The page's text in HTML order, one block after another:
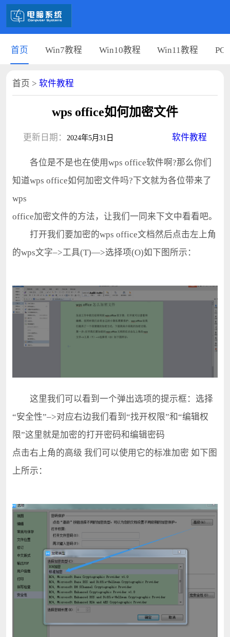
首页 Win7教程 Win10教程 Win11教程 PC
首页 > 软件教程
wps office如何加密文件
更新日期： 2024年5月31日 软件教程
各位是不是也在使用wps office软件啊?那么你们
知道wps office如何加密文件吗?下文就为各位带来了
wps
office加密文件的方法，让我们一同来下文中看看吧。
打开我们要加密的wps office文档然后点击左上角
的wps文字–>工具(T)—>选择项(O)如下图所示：
这里我们可以看到一个弹出选项的提示框：选择
“安全性”–>对应右边我们看到“找开权限”和“编辑权
限”这里就是加密的打开密码和编辑密码
点击右上角的高级 我们可以使用它的标准加密 如下图
上所示：